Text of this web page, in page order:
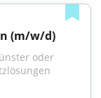
(m/w/d)
oder